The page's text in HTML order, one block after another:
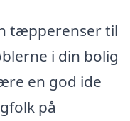
tæpperenser til
i din bolig
en god ide
på